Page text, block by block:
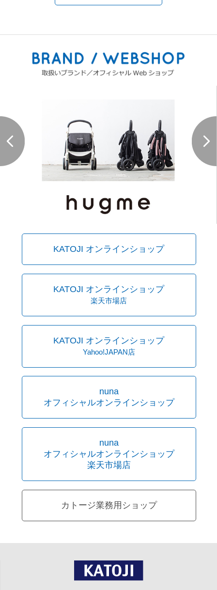
KATOJI オンラインショップ
KATOJI オンラインショップ
楽天市場店
KATOJI オンラインショップ
Yahoo!JAPAN店
nuna
オフィシャルオンラインショップ
nuna
オフィシャルオンラインショップ
楽天市場店
カトージ業務用ショップ